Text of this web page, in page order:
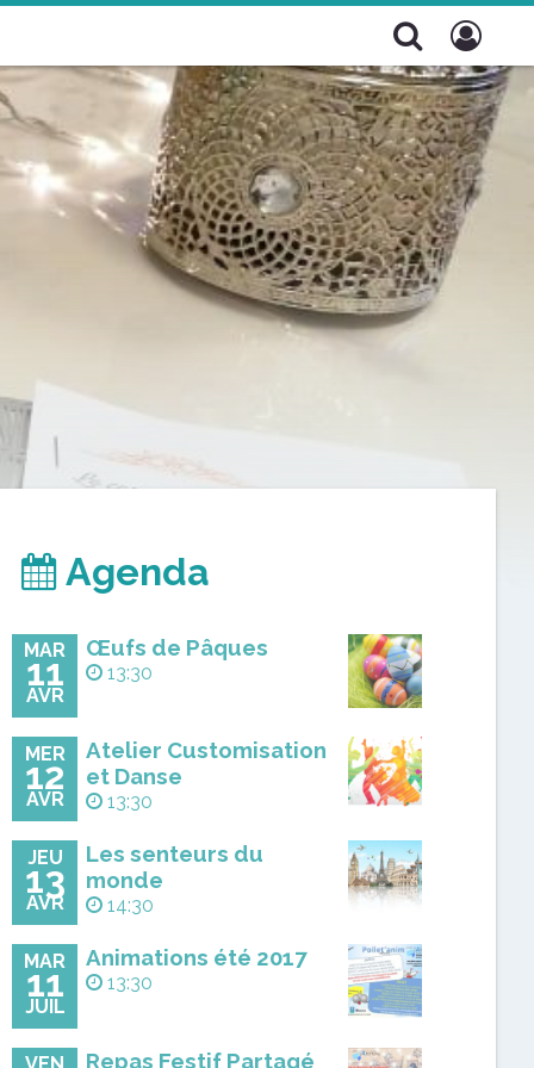
Agenda
MAR
11
AVR
Œufs de Pâques
13:30
MER
12
AVR
Atelier Customisation
et Danse
13:30
JEU
13
AVR
Les senteurs du
monde
14:30
MAR
11
JUIL
Animations été 2017
13:30
Repas Festif Partagé